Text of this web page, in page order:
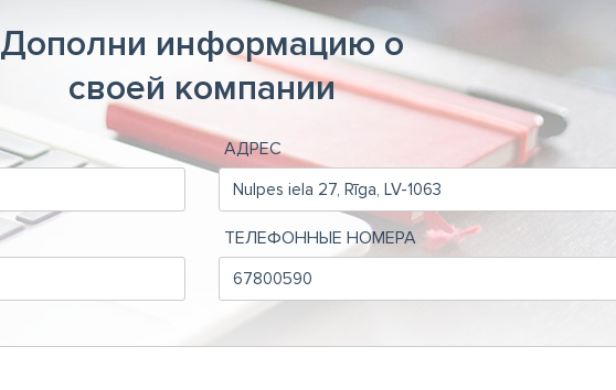
Дополни информацию о
своей компании
АДРЕС
ТЕЛЕФОННЫЕ НОМЕРА